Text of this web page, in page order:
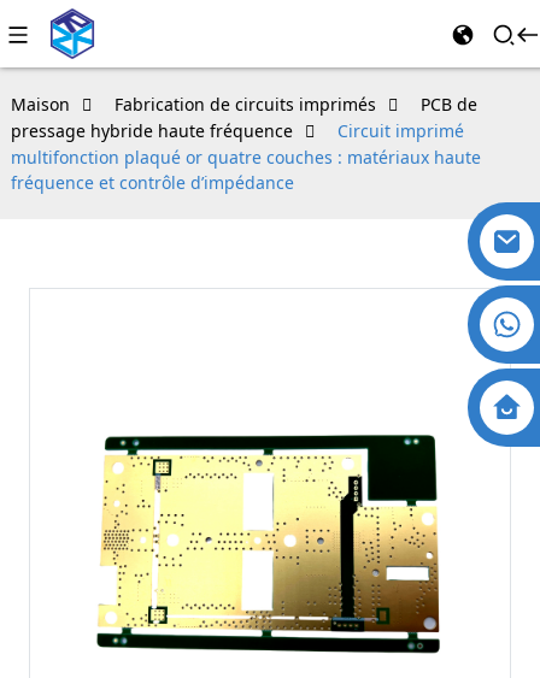
Maison Fabrication de circuits imprimés
PCB de
pressage hybride haute fréquence
Circuit imprimé
multifonction plaqué or quatre couches : matériaux haute
fréquence et contrôle d’impédance